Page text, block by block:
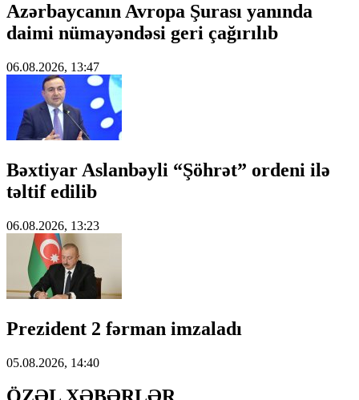
Azərbaycanın Avropa Şurası yanında
daimi nümayəndəsi geri çağırılıb
06.08.2026, 13:47
Bəxtiyar Aslanbəyli “Şöhrət” ordeni ilə
təltif edilib
06.08.2026, 13:23
Prezident 2 fərman imzaladı
05.08.2026, 14:40